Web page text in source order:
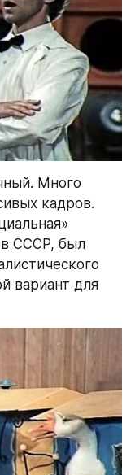
Много
кадров.
в СССР, был
вариант для